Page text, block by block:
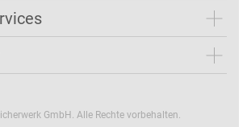
GmbH. Alle Rechte vorbehalten.